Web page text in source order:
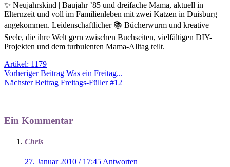
✨ Neujahrskind | Baujahr ’85 und dreifache Mama, aktuell in
Elternzeit und voll im Familienleben mit zwei Katzen in Duisburg
angekommen. Leidenschaftlicher 📚 Bücherwurm und kreative
Seele, die ihre Welt gern zwischen Buchseiten, vielfältigen DIY-
Projekten und dem turbulenten Mama-Alltag teilt.
Artikel: 1179
VorherigerBeitrag Was ein Freitag...
NächsterBeitrag Freitags-Füller #12
Ein Kommentar
Chris
27. Januar 2010 / 17:45Antworten